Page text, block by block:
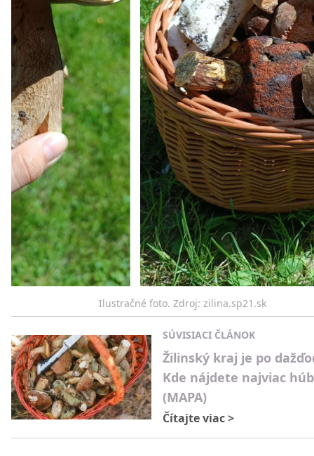
Ilustračné foto. Zdroj: zilina.sp21.sk
SÚVISIACI ČLÁNOK
Žilinský kraj je po
Kde nájdete najviac
(MAPA)
Čítajte viac>